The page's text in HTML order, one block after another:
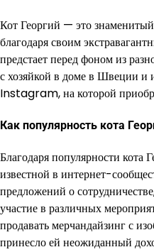
Кот Георгий — это
благодаря своим
предстает перед фоном из
с хозяйкой в доме в Швеции и
Instagram, на которой
Как популярность кота
Благодаря популярности кота
известной в интернет-
предложений о
участие в различных
продавать мерчандайзинг с
принесло ей неожиданный